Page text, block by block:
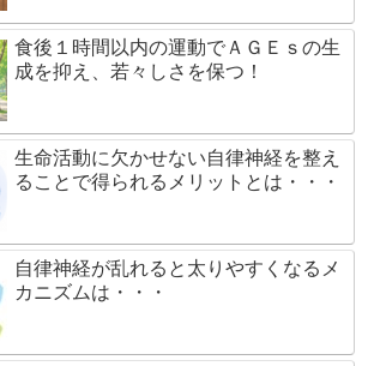
食後１時間以内の運動でＡＧＥｓの生
成を抑え、若々しさを保つ！
生命活動に欠かせない自律神経を整え
ることで得られるメリットとは・・・
自律神経が乱れると太りやすくなるメ
カニズムは・・・